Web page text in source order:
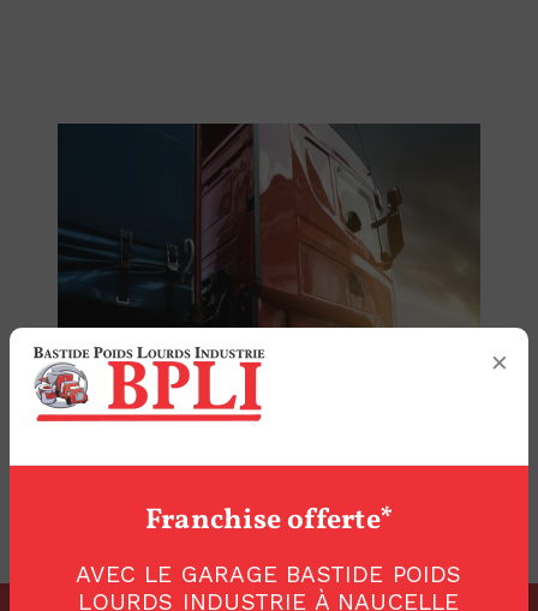
×
Franchise offerte*
AVEC LE GARAGE BASTIDE POIDS
LOURDS INDUSTRIE À NAUCELLE